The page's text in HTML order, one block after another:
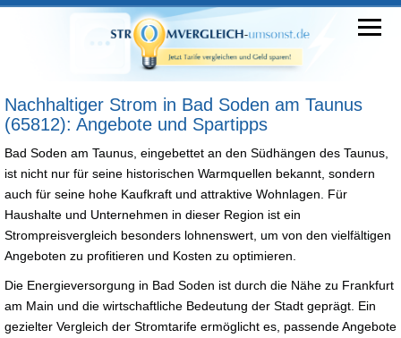
Nachhaltiger Strom in Bad Soden am Taunus
(65812): Angebote und Spartipps
Bad Soden am Taunus, eingebettet an den Südhängen des Taunus,
ist nicht nur für seine historischen Warmquellen bekannt, sondern
auch für seine hohe Kaufkraft und attraktive Wohnlagen. Für
Haushalte und Unternehmen in dieser Region ist ein
Strompreisvergleich besonders lohnenswert, um von den vielfältigen
Angeboten zu profitieren und Kosten zu optimieren.
Die Energieversorgung in Bad Soden ist durch die Nähe zu Frankfurt
am Main und die wirtschaftliche Bedeutung der Stadt geprägt. Ein
gezielter Vergleich der Stromtarife ermöglicht es, passende Angebote